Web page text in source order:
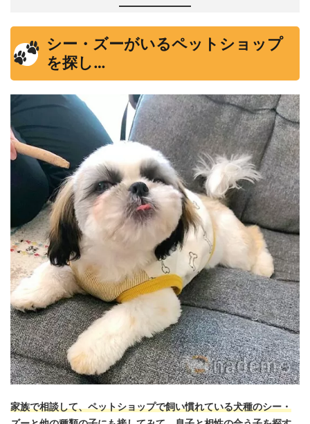
シー・ズーがいるペットショップ
を探し…
家族で相談して、ペットショップで飼い慣れている犬種のシー・